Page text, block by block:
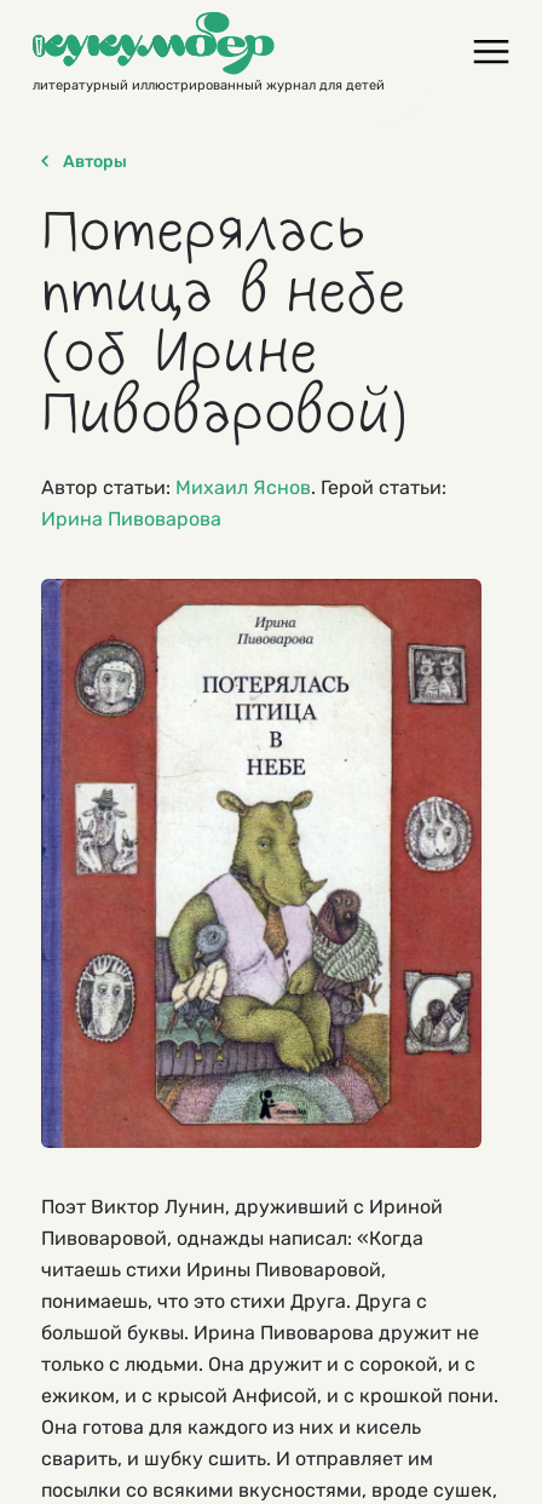
contentлитературный иллюстрированный журнал для детей
Авторы
Потерялась
птица в небе
(об Ирине
Пивоваровой)
Автор статьи: Михаил Яснов. Герой статьи:
Ирина Пивоварова
Поэт Виктор Лунин, друживший с Ириной
Пивоваровой, однажды написал: «Когда
читаешь стихи Ирины Пивоваровой,
понимаешь, что это стихи Друга. Друга с
большой буквы. Ирина Пивоварова дружит не
только с людьми. Она дружит и с сорокой, и с
ежиком, и с крысой Анфисой, и с крошкой пони.
Она готова для каждого из них и кисель
сварить, и шубку сшить. И отправляет им
посылки со всякими вкусностями, вроде сушек,